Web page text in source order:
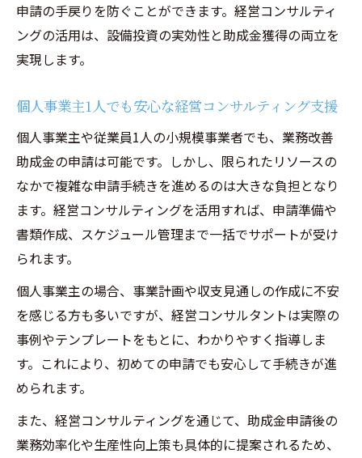
1人でもできる業務改善助成金活用の流れ
パソコンや設備投資のための経営相談事例
経営コンサルティングで事例から学ぶ改善
申請の手戻りを防ぐことができます。経営コンサルティ
ングの活用は、設備投資の実効性と助成金獲得の両立を
実現します。
個人事業主1人でも安心な経営コンサルティング支援
個人事業主や従業員1人の小規模事業者でも、業務改善
助成金の申請は可能です。しかし、限られたリソースの
なかで複雑な申請手続きを進めるのは大きな負担となり
ます。経営コンサルティングを活用すれば、申請準備や
書類作成、スケジュール管理まで一括でサポートが受け
られます。
個人事業主の場合、事業計画や収支見通しの作成に不安
を感じる方も多いですが、経営コンサルタントは実際の
事例やテンプレートをもとに、わかりやすく指導しま
す。これにより、初めての申請でも安心して手続きが進
められます。
また、経営コンサルティングを通じて、助成金申請後の
業務効率化や生産性向上策も具体的に提案されるため、